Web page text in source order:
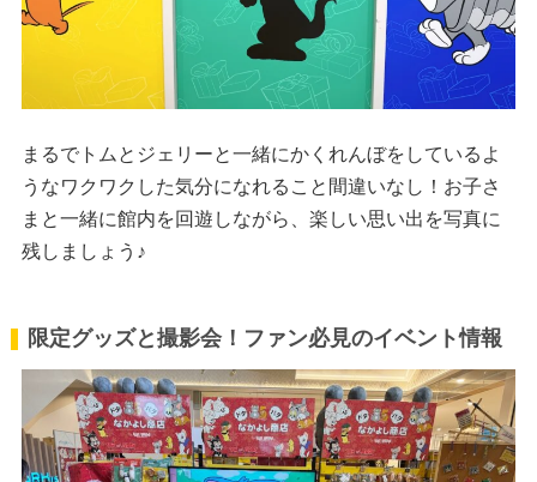
まるでトムとジェリーと一緒にかくれんぼをしているよ
うなワクワクした気分になれること間違いなし！お子さ
まと一緒に館内を回遊しながら、楽しい思い出を写真に
残しましょう♪
限定グッズと撮影会！ファン必見のイベント情報